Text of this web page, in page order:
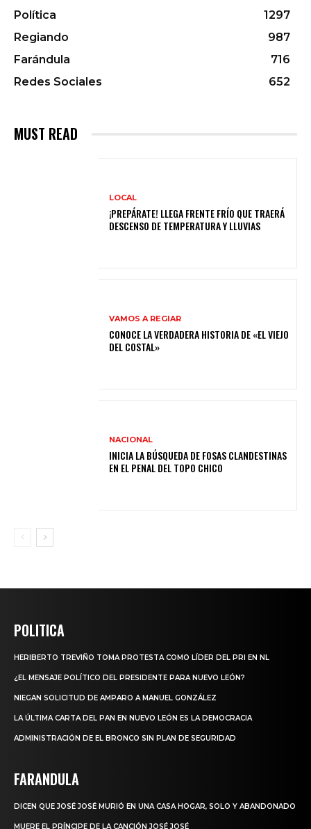
Política
1297
Regiando
987
Farándula
716
Redes Sociales
652
MUST READ
LOCAL
¡PREPÁRATE! LLEGA FRENTE FRÍO QUE TRAERÁ
DESCENSO DE TEMPERATURA Y LLUVIAS
VAMOS A REGIAR
CONOCE LA VERDADERA HISTORIA DE «EL VIEJO
DEL COSTAL»
NACIONAL
INICIA LA BÚSQUEDA DE FOSAS CLANDESTINAS
EN EL PENAL DEL TOPO CHICO
POLITICA
HERIBERTO TREVIÑO TOMA PROTESTA COMO LÍDER DEL PRI EN NL
¿EL MENSAJE POLÍTICO DEL PRESIDENTE PARA NUEVO LEÓN?
NIEGAN SOLICITUD DE AMPARO A MANUEL GONZÁLEZ
LA ÚLTIMA CARTA DEL PAN EN NUEVO LEÓN ES LA DEMOCRACIA
ADMINISTRACIÓN DE EL BRONCO SIN PLAN DE SEGURIDAD
FARANDULA
DICEN QUE JOSÉ JOSÉ MURIÓ EN UNA CASA HOGAR, SOLO Y ABANDONADO
MUERE EL PRÍNCIPE DE LA CANCIÓN JOSÉ JOSÉ